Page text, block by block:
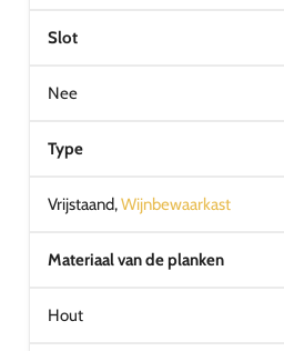
Slot
Nee
Type
Vrijstaand,Wijnbewaarkast
Materiaal van de planken
Hout